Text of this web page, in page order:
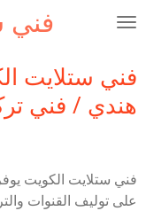
فني
فني ستلايت
هندي / فني
فني ستلايت الكويت
على توليف القنوات